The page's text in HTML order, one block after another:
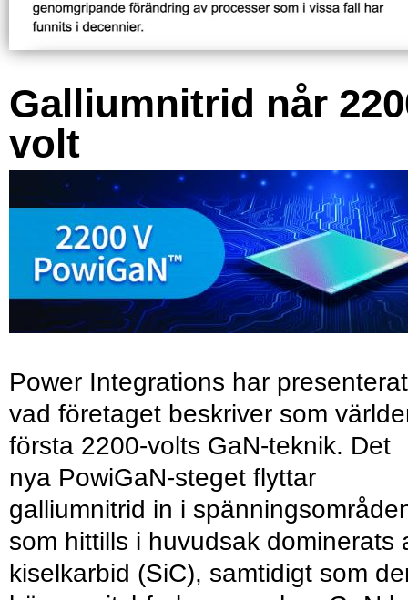
Galliumnitrid når
volt
Power Integrations har presenterat
vad företaget beskriver som
första 2200-volts GaN-teknik. Det
nya PowiGaN-steget flyttar
galliumnitrid in i
som hittills i huvudsak dominerats
kiselkarbid (SiC), samtidigt som